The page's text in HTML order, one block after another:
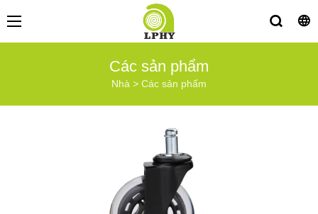
Các sản phẩm
Nhà > Các sản phẩm